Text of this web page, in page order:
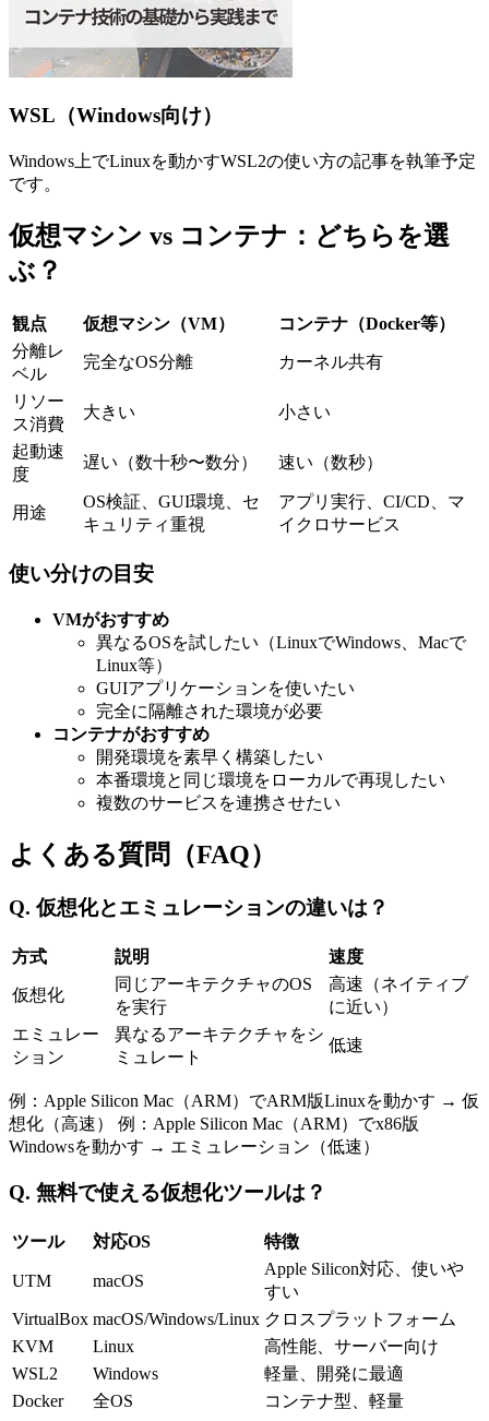
WSL（Windows向け）
Windows上でLinuxを動かすWSL2の使い方の記事を執筆予定
です。
仮想マシン vs コンテナ：どちらを選
ぶ？
観点 仮想マシン（VM）
コンテナ（Docker等）
分離レ
ベル
完全なOS分離 カーネル共有
リソー
ス消費
大きい 小さい
起動速
度
遅い（数十秒〜数分） 速い（数秒）
用途
OS検証、GUI環境、セ
キュリティ重視
アプリ実行、CI/CD、マ
イクロサービス
使い分けの目安
VMがおすすめ
異なるOSを試したい（LinuxでWindows、Macで
Linux等）
GUIアプリケーションを使いたい
完全に隔離された環境が必要
コンテナがおすすめ
開発環境を素早く構築したい
本番環境と同じ環境をローカルで再現したい
複数のサービスを連携させたい
よくある質問（FAQ）
Q. 仮想化とエミュレーションの違いは？
方式 説明 速度
仮想化
同じアーキテクチャのOS
を実行
高速（ネイティブ
に近い）
エミュレー
ション
異なるアーキテクチャをシ
ミュレート
低速
例：Apple Silicon Mac（ARM）でARM版Linuxを動かす → 仮
想化（高速） 例：Apple Silicon Mac（ARM）でx86版
Windowsを動かす → エミュレーション（低速）
Q. 無料で使える仮想化ツールは？
ツール 対応OS 特徴
UTM macOS
Apple Silicon対応、使いや
すい
VirtualBox macOS/Windows/Linux クロスプラットフォーム
KVM
Linux
高性能、サーバー向け
WSL2
Windows
軽量、開発に最適
Docker
全OS コンテナ型、軽量